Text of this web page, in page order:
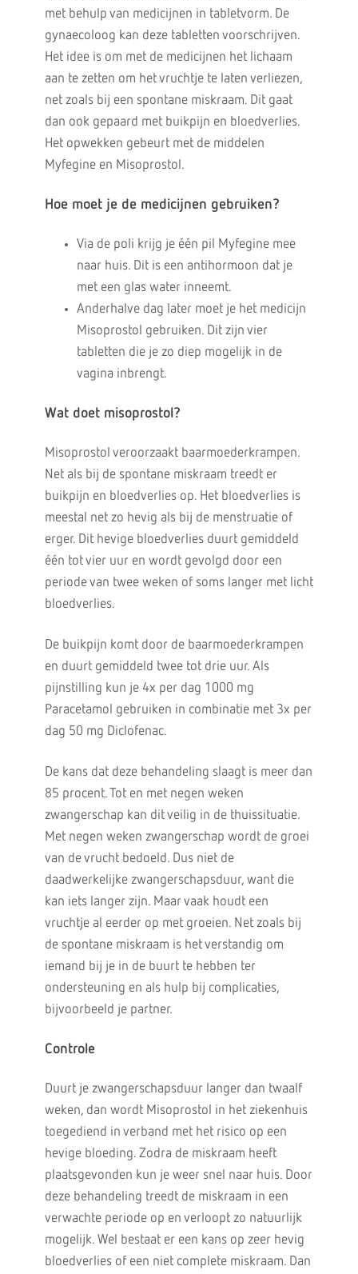
met behulp van medicijnen in tabletvorm. De
gynaecoloog kan deze tabletten voorschrijven.
Het idee is om met de medicijnen het lichaam
aan te zetten om het vruchtje te laten verliezen,
net zoals bij een spontane miskraam. Dit gaat
dan ook gepaard met buikpijn en bloedverlies.
Het opwekken gebeurt met de middelen
Myfegine en Misoprostol.
Hoe moet je de medicijnen gebruiken?
Via de poli krijg je één pil Myfegine mee
naar huis. Dit is een antihormoon dat je
met een glas water inneemt.
Anderhalve dag later moet je het medicijn
Misoprostol gebruiken. Dit zijn vier
tabletten die je zo diep mogelijk in de
vagina inbrengt.
Wat doet misoprostol?
Misoprostol veroorzaakt baarmoederkrampen.
Net als bij de spontane miskraam treedt er
buikpijn en bloedverlies op. Het bloedverlies is
meestal net zo hevig als bij de menstruatie of
erger. Dit hevige bloedverlies duurt gemiddeld
één tot vier uur en wordt gevolgd door een
periode van twee weken of soms langer met licht
bloedverlies.
De buikpijn komt door de baarmoederkrampen
en duurt gemiddeld twee tot drie uur. Als
pijnstilling kun je 4x per dag 1000 mg
Paracetamol gebruiken in combinatie met 3x per
dag 50 mg Diclofenac.
De kans dat deze behandeling slaagt is meer dan
85 procent. Tot en met negen weken
zwangerschap kan dit veilig in de thuissituatie.
Met negen weken zwangerschap wordt de groei
van de vrucht bedoeld. Dus niet de
daadwerkelijke zwangerschapsduur, want die
kan iets langer zijn. Maar vaak houdt een
vruchtje al eerder op met groeien. Net zoals bij
de spontane miskraam is het verstandig om
iemand bij je in de buurt te hebben ter
ondersteuning en als hulp bij complicaties,
bijvoorbeeld je partner.
Controle
Duurt je zwangerschapsduur langer dan twaalf
weken, dan wordt Misoprostol in het ziekenhuis
toegediend in verband met het risico op een
hevige bloeding. Zodra de miskraam heeft
plaatsgevonden kun je weer snel naar huis. Door
deze behandeling treedt de miskraam in een
verwachte periode op en verloopt zo natuurlijk
mogelijk. Wel bestaat er een kans op zeer hevig
bloedverlies of een niet complete miskraam. Dan